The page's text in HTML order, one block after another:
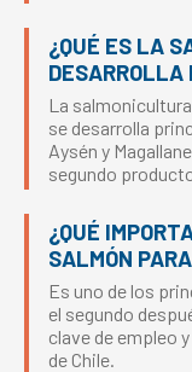
¿QUÉ ES LA
DESARROLLA
La
se desarrolla
Aysén y
segundo
¿QUÉ
SALMÓN
Es uno de los
el segundo
clave de empleo
de Chile.